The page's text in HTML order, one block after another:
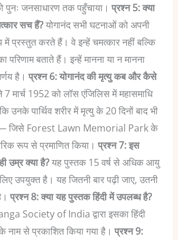
पुनः जनसाधारण तक पहुँचाया। प्रश्न 5: क्या
सच हैं?योगानंद सभी घटनाओं को अपनी
में प्रस्तुत करते हैं। वे इन्हें चमत्कार नहीं बल्कि
परिणाम बताते हैं। इन्हें मानना या न मानना
है। प्रश्न 6: योगानंद की मृत्यु कब और कैसे
7 मार्च 1952 को लॉस एंजिलिस में महासमाधि
उनके पार्थिव शरीर में मृत्यु के 20 दिनों बाद भी
— जिसे Forest Lawn Memorial Park के
रूप से प्रमाणित किया। प्रश्न 7: इस
उम्र क्या है?यह पुस्तक 15 वर्ष से अधिक आयु
उपयुक्त है। यह जितनी बार पढ़ी जाए, उतनी
प्रश्न 8: क्या यह पुस्तक हिंदी में उपलब्ध है?
Society of India द्वारा इसका हिंदी
नाम से प्रकाशित किया गया है। प्रश्न 9: